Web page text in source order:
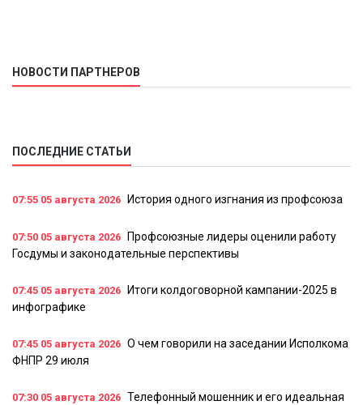
НОВОСТИ ПАРТНЕРОВ
ПОСЛЕДНИЕ СТАТЬИ
07:55 05 августа 2026 История одного изгнания из профсоюза
07:50 05 августа 2026
Профсоюзные лидеры оценили работу
Госдумы и законодательные перспективы
07:45 05 августа 2026
Итоги колдоговорной кампании-2025 в
инфографике
07:45 05 августа 2026 О чем говорили на заседании Исполкома
ФНПР 29 июля
07:30 05 августа 2026 Телефонный мошенник и его идеальная